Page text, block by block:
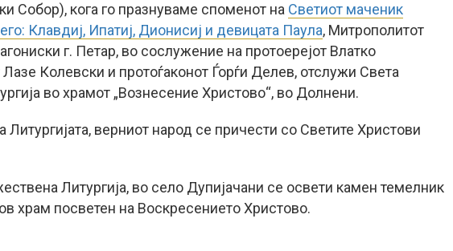
Собор), кога го празнуваме споменот на Светиот маченик
Клавдиј, Ипатиј, Дионисиј и девицата Паула, Митрополитот
г. Петар, во сослужение на протоерејот Влатко
Лазе Колевски и протоѓаконот Ѓорѓи Делев, отслужи Света
во храмот „Вознесение Христово“, во Долнени.
Литургијата, верниот народ се причести со Светите Христови
Литургија, во село Дупијачани се освети камен темелник
храм посветен на Воскресението Христово.